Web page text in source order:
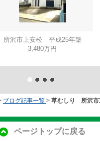
所沢市上安松 平成25年築
3,480万円
ブログ記事一覧 > 草むしり 所沢
ページトップに戻る